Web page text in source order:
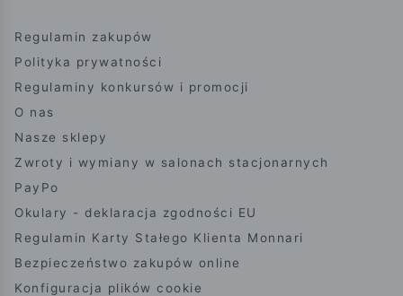
Regulamin zakupów
Polityka prywatności
Regulaminy konkursów i promocji
O nas
Nasze sklepy
Zwroty i wymiany w salonach stacjonarnych
PayPo
Okulary - deklaracja zgodności EU
Regulamin Karty Stałego Klienta Monnari
Bezpieczeństwo zakupów online
Konfiguracja plików cookie